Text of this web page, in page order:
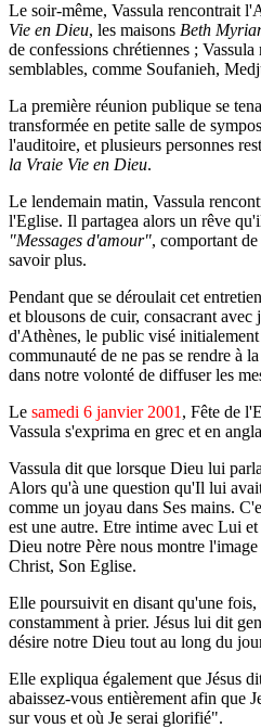
Le soir-même, Vassula rencontrait
Vie en Dieu, les maisons Beth
de confessions chrétiennes ;
semblables, comme Soufanieh,
La première réunion publique se
transformée en petite salle de
l'auditoire, et plusieurs personnes
la Vraie Vie en Dieu.
Le lendemain matin, Vassula
l'Eglise. Il partagea alors un rêve
"Messages d'amour", comportant
savoir plus.
Pendant que se déroulait cet
et blousons de cuir, consacrant
d'Athènes, le public visé
communauté de ne pas se rendre à
dans notre volonté de diffuser les
Le samedi 6 janvier 2001 , Fête de
Vassula s'exprima en grec et en
Vassula dit que lorsque Dieu lui
Alors qu'à une question qu'Il lui
comme un joyau dans Ses mains.
est une autre. Etre intime avec Lui
Dieu notre Père nous montre
Christ, Son Eglise.
Elle poursuivit en disant qu'une fois,
constamment à prier. Jésus lui dit
désire notre Dieu tout au long du
Elle expliqua également que Jésus
abaissez-vous entièrement afin que
sur vous et où Je serai glorifié".